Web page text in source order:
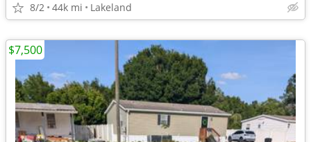
8/2 44k mi Lakeland
$7,500